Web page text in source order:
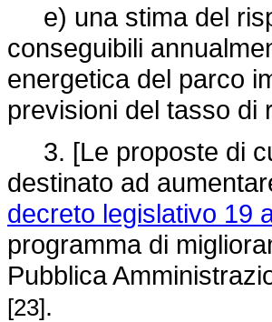
e) una stima del
conseguibili
energetica del parco
previsioni del tasso
3. [Le proposte di
destinato ad
decreto legislativo 19
programma di
Pubblica
[23].